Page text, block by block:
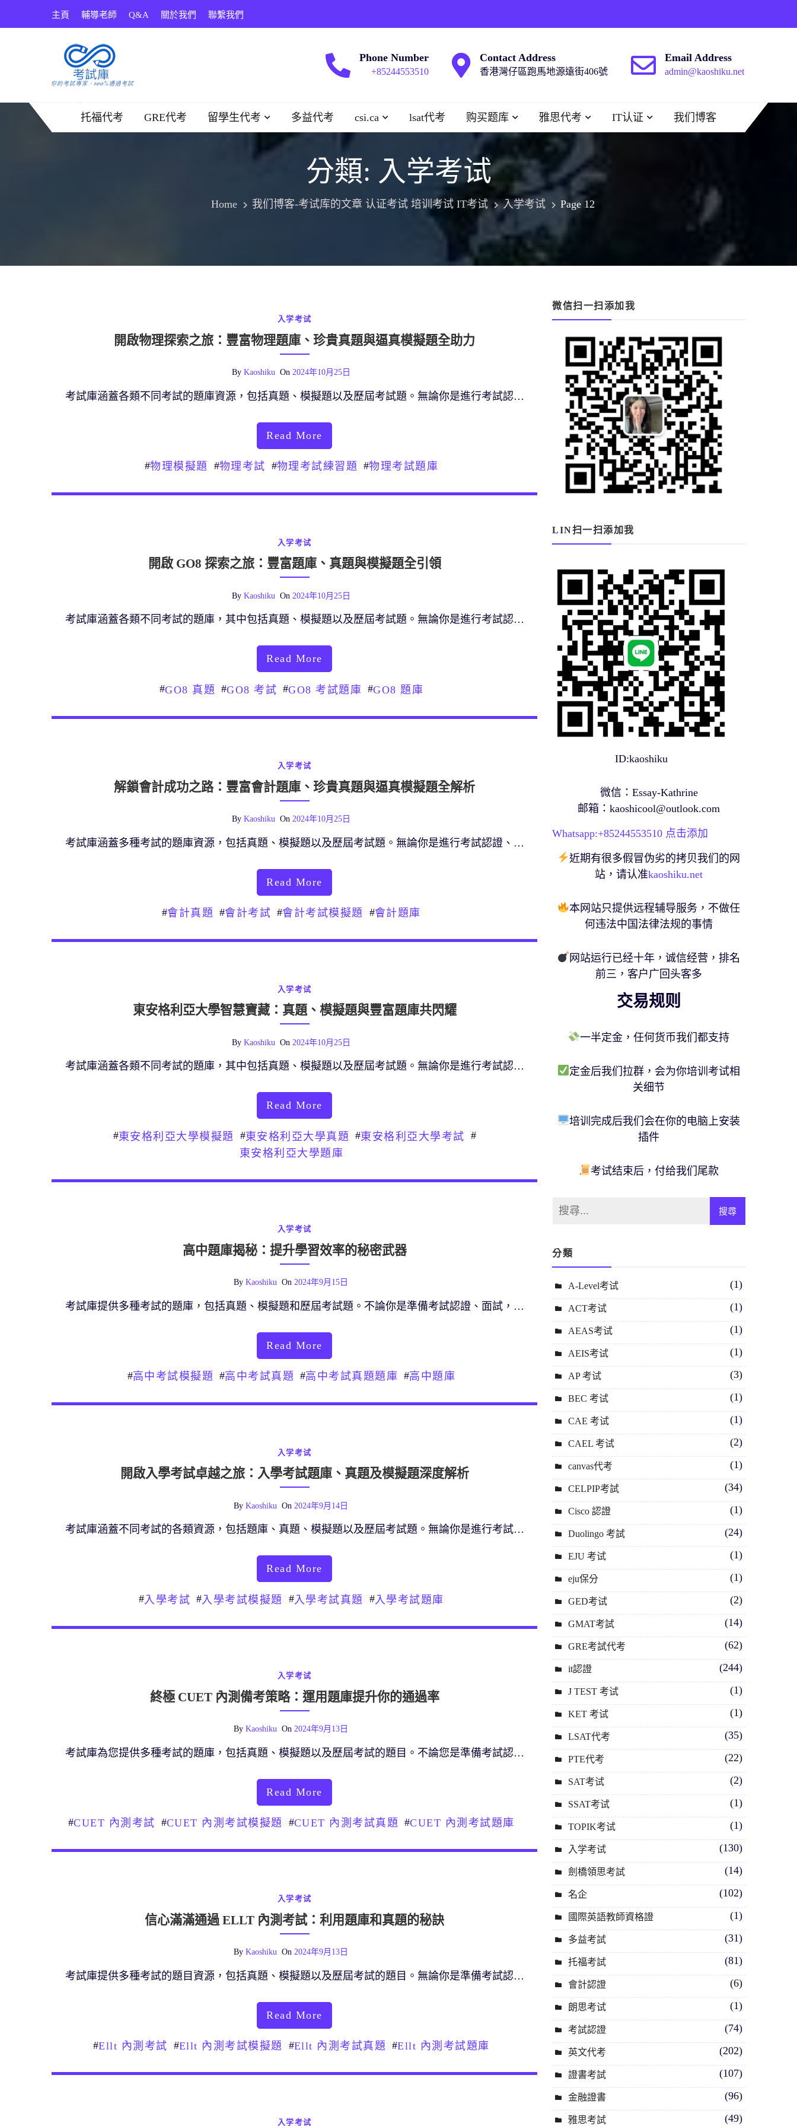
主頁 輔導老師 Q&A 關於我們 聯繫我們
Phone Number
+85244553510
Contact Address
香港灣仔區跑馬地源遠街406號
Email Address
admin@kaoshiku.net
托福代考 GRE代考 留學生代考 多益代考 csi.ca lsat代考 购买题库 雅思代考 IT认证 我们博客
分類: 入学考试
Home 我们博客-考试库的文章 认证考试 培训考试 IT考试 入学考试 Page 12
入学考试
開啟物理探索之旅：豐富物理題庫、珍貴真題與逼真模擬題全助力
By Kaoshiku On 2024年10月25日
考試庫涵蓋各類不同考試的題庫資源，包括真題、模擬題以及歷屆考試題。無論你是進行考試認…
Read More
#物理模擬題 #物理考試 #物理考試練習題 #物理考試題庫
入学考试
開啟 GO8 探索之旅：豐富題庫、真題與模擬題全引領
By Kaoshiku On 2024年10月25日
考試庫涵蓋各類不同考試的題庫，其中包括真題、模擬題以及歷屆考試題。無論你是進行考試認…
Read More
#GO8 真題 #GO8 考試 #GO8 考試題庫 #GO8 題庫
入学考试
解鎖會計成功之路：豐富會計題庫、珍貴真題與逼真模擬題全解析
By Kaoshiku On 2024年10月25日
考試庫涵蓋多種考試的題庫資源，包括真題、模擬題以及歷屆考試題。無論你是進行考試認證、…
Read More
#會計真題 #會計考試 #會計考試模擬題 #會計題庫
入学考试
東安格利亞大學智慧寶藏：真題、模擬題與豐富題庫共閃耀
By Kaoshiku On 2024年10月25日
考試庫涵蓋各類不同考試的題庫，其中包括真題、模擬題以及歷屆考試題。無論你是進行考試認…
Read More
#東安格利亞大學模擬題 #東安格利亞大學真題 #東安格利亞大學考試 #
東安格利亞大學題庫
入学考试
高中題庫揭秘：提升學習效率的秘密武器
By Kaoshiku On 2024年9月15日
考試庫提供多種考試的題庫，包括真題、模擬題和歷屆考試題。不論你是準備考試認證、面試，…
Read More
#高中考試模擬題 #高中考試真題 #高中考試真題題庫 #高中題庫
入学考试
開啟入學考試卓越之旅：入學考試題庫、真題及模擬題深度解析
By Kaoshiku On 2024年9月14日
考試庫涵蓋不同考試的各類資源，包括題庫、真題、模擬題以及歷屆考試題。無論你是進行考試…
Read More
#入學考試 #入學考試模擬題 #入學考試真題 #入學考試題庫
入学考试
終極 CUET 內測備考策略：運用題庫提升你的通過率
By Kaoshiku On 2024年9月13日
考試庫為您提供多種考試的題庫，包括真題、模擬題以及歷屆考試的題目。不論您是準備考試認…
Read More
#CUET 內測考試 #CUET 內測考試模擬題 #CUET 內測考試真題 #CUET 內測考試題庫
入学考试
信心滿滿通過 ELLT 內測考試：利用題庫和真題的秘訣
By Kaoshiku On 2024年9月13日
考試庫提供多種考試的題目資源，包括真題、模擬題以及歷屆考試的題目。無論你是準備考試認…
Read More
#Ellt 內測考試 #Ellt 內測考試模擬題 #Ellt 內測考試真題 #Ellt 內測考試題庫
入学考试
微信扫一扫添加我
LIN扫一扫添加我
ID:kaoshiku
微信：Essay-Kathrine
邮箱： kaoshicool@outlook.com
Whatsapp:+85244553510 点击添加
近期有很多假冒伪劣的拷贝我们的网
站，请认准kaoshiku.net
本网站只提供远程辅导服务，不做任
何违法中国法律法规的事情
网站运行已经十年，诚信经营，排名
前三，客户广回头客多
交易规则
一半定金，任何货币我们都支持
定金后我们拉群，会为你培训考试相
关细节
培训完成后我们会在你的电脑上安装
插件
考试结束后，付给我们尾款
分類
A-Level考试 (1)
ACT考试 (1)
AEAS考试 (1)
AEIS考试 (1)
AP 考试 (3)
BEC 考试 (1)
CAE 考试 (1)
CAEL 考试 (2)
canvas代考 (1)
CELPIP考試 (34)
Cisco 認證 (1)
Duolingo 考試 (24)
EJU 考试 (1)
eju保分 (1)
GED考试 (2)
GMAT考試 (14)
GRE考試代考 (62)
it認證 (244)
J TEST 考试 (1)
KET 考试 (1)
LSAT代考 (35)
PTE代考 (22)
SAT考试 (2)
SSAT考试 (1)
TOPIK考试 (1)
入学考试 (130)
劍橋領思考試 (14)
名企 (102)
國際英語教師資格證 (1)
多益考試 (31)
托福考試 (81)
會計認證 (6)
朗思考试 (1)
考試認證 (74)
英文代考 (202)
證書考試 (107)
金融證書 (96)
雅思考試 (49)